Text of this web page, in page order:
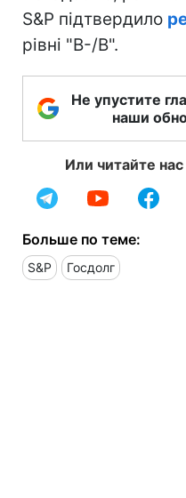
S&P підтвердило
рівні "В-/В".
Не упустите
наши
Или читайте
Больше по теме:
S&P Госдолг